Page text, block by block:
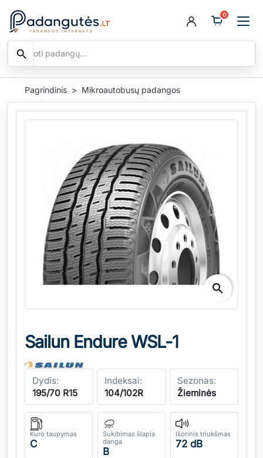
Ieškoti
search
0
Pagrindinis Mikroautobusų padangos
search
Sailun Endure WSL-1
Dydis:
195/70 R15
Indeksai:
104/102R
Sezonas:
Žieminės
Kuro taupymas
C
Sukibimas šlapia
danga
B
Išorinis triukšmas
72 dB